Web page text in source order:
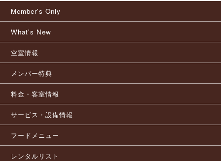
Member's Only
What's New
空室情報
メンバー特典
料金・客室情報
サービス・設備情報
フードメニュー
レンタルリスト